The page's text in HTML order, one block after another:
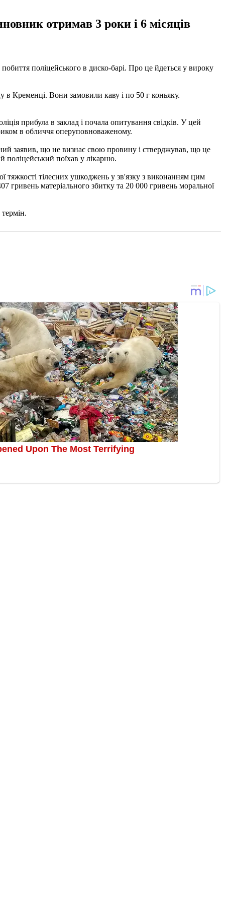
отримав 3 роки і 6 місяців
поліцейського в диско-барі. Про це йдеться у вироку
в Кременці. Вони замовили каву і по 50 г коньяку.
прибула в заклад і почала опитування свідків. У цей
в обличчя оперуповноваженому.
заявив, що не визнає свою провину і стверджував, що це
поліцейський поїхав у лікарню.
тяжкості тілесних ушкоджень у зв'язку з виконанням цим
гривень матеріального збитку та 20 000 гривень моральної